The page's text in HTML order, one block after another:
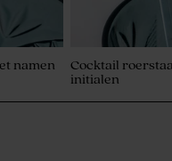
namen
Cocktail
initialen